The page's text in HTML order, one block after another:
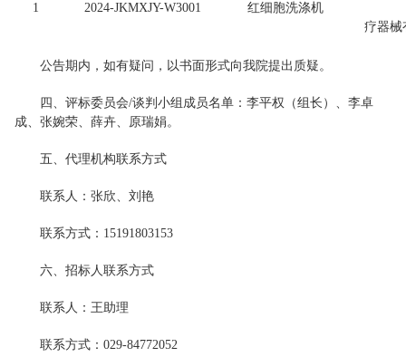
1 2024-JKMXJY-W3001 红细胞洗涤机
疗器械
公告期内，如有疑问，以书面形式向我院提出质疑。
四、评标委员会/谈判小组成员名单：李平权（组长）、李卓
成、张婉荣、薛卉、原瑞娟。
五、代理机构联系方式
联系人：张欣、刘艳
联系方式：15191803153
六、招标人联系方式
联系人：王助理
联系方式：029-84772052